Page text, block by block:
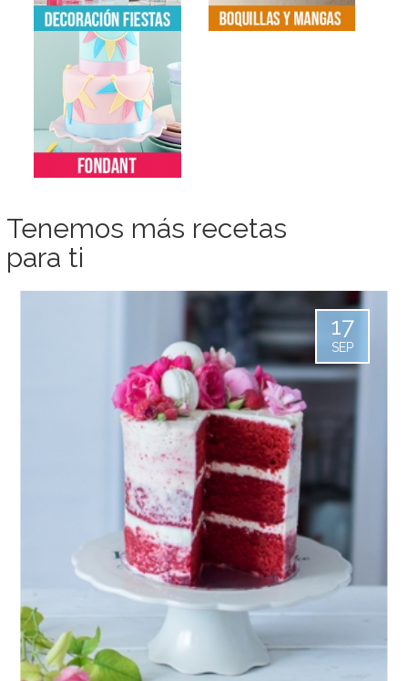
Tenemos más recetas
para ti
17
SEP